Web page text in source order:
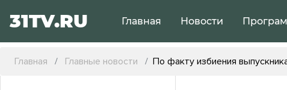
31TV.RU Главная Новости
Главная Главные новости По факту избиения